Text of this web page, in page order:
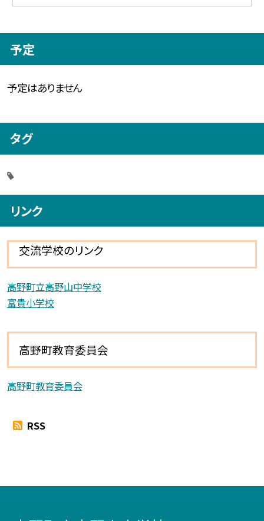
予定
予定はありません
タグ
リンク
交流学校のリンク
高野町立高野山中学校
富貴小学校
高野町教育委員会
高野町教育委員会
RSS